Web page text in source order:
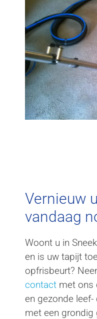
Vernieuw
vandaag
Woont u in
en is uw tapijt
opfrisbeurt?
contact met ons
en gezonde
met een grondig